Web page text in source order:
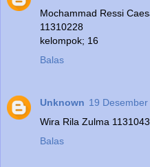
Mochammad Ressi
11310228
kelompok; 16
Balas
Unknown 19
Wira Rila Zulma
Balas